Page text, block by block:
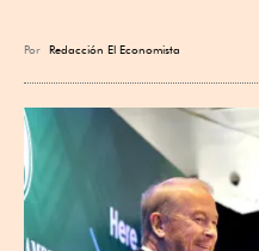
Por Redacción El Economista